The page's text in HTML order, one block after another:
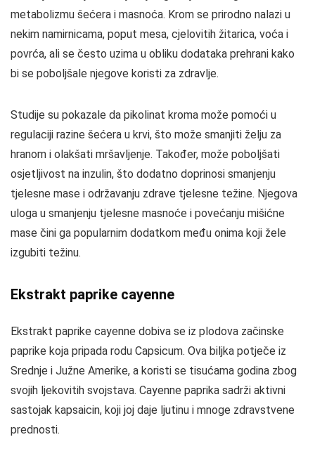
metabolizmu šećera i masnoća. Krom se prirodno nalazi u
nekim namirnicama, poput mesa, cjelovitih žitarica, voća i
povrća, ali se često uzima u obliku dodataka prehrani kako
bi se poboljšale njegove koristi za zdravlje.
Studije su pokazale da pikolinat kroma može pomoći u
regulaciji razine šećera u krvi, što može smanjiti želju za
hranom i olakšati mršavljenje. Također, može poboljšati
osjetljivost na inzulin, što dodatno doprinosi smanjenju
tjelesne mase i održavanju zdrave tjelesne težine. Njegova
uloga u smanjenju tjelesne masnoće i povećanju mišićne
mase čini ga popularnim dodatkom među onima koji žele
izgubiti težinu.
Ekstrakt paprike cayenne
Ekstrakt paprike cayenne dobiva se iz plodova začinske
paprike koja pripada rodu Capsicum. Ova biljka potječe iz
Srednje i Južne Amerike, a koristi se tisućama godina zbog
svojih ljekovitih svojstava. Cayenne paprika sadrži aktivni
sastojak kapsaicin, koji joj daje ljutinu i mnoge zdravstvene
prednosti.